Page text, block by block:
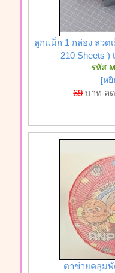
ลูกแม็ก 1 กล่อง ลวด
210 Sheets )
รหัส
[หยิ
69บาท ล
ตาข่ายคลุมพั